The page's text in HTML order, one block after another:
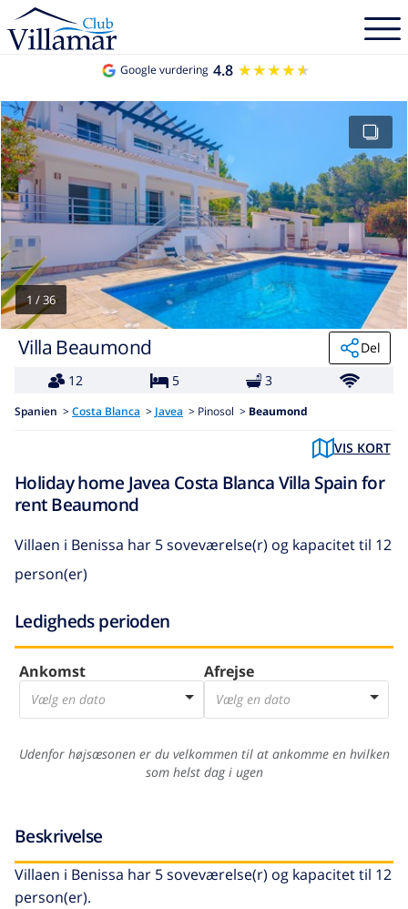
Google vurdering 4.8 ★★★★★
★★★★★
1 /36
Villa Beaumond
Del
12
5 3
Spanien > Costa Blanca > Javea > Pinosol > Beaumond
VIS KORT
Holiday home Javea Costa Blanca Villa Spain for
rent Beaumond
Villaen i Benissa har 5 soveværelse(r) og kapacitet til 12
person(er)
Ledigheds perioden
Ankomst
Vælg en dato
Afrejse
Vælg en dato
Udenfor højsæsonen er du velkommen til at ankomme en hvilken
som helst dag i ugen
Beskrivelse
Villaen i Benissa har 5 soveværelse(r) og kapacitet til 12
person(er).